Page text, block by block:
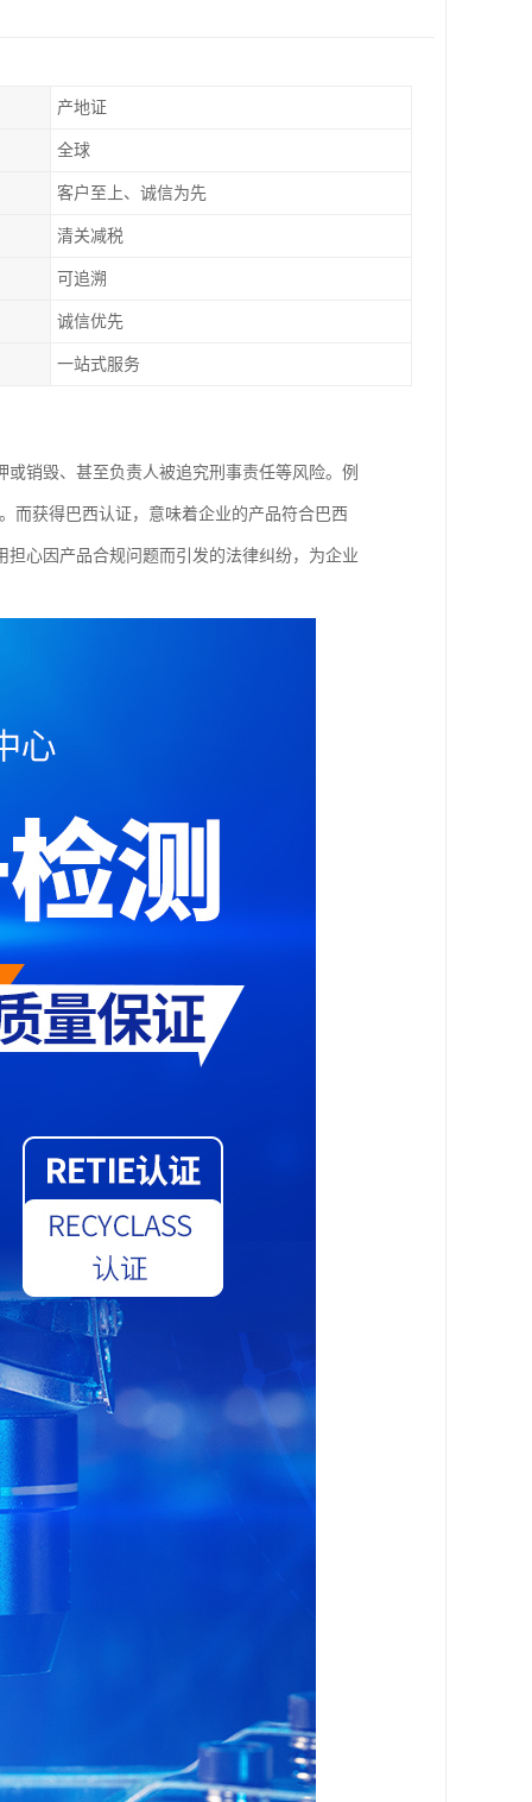
产地证
全球
客户至上、诚信为先
清关减税
可追溯
诚信优先
一站式服务
销毁、甚至负责人被追究刑事责任等风险。例
而获得巴西认证，意味着企业的产品符合巴西
心因产品合规问题而引发的法律纠纷，为企业